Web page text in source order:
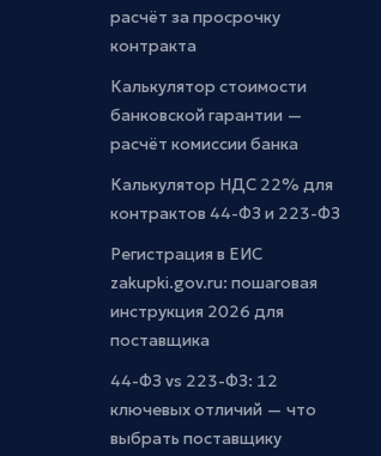
расчёт за просрочку
контракта
Калькулятор стоимости
банковской гарантии —
расчёт комиссии банка
Калькулятор НДС 22% для
контрактов 44-ФЗ и 223-ФЗ
Регистрация в ЕИС
zakupki.gov.ru: пошаговая
инструкция 2026 для
поставщика
44-ФЗ vs 223-ФЗ: 12
ключевых отличий — что
выбрать поставщику